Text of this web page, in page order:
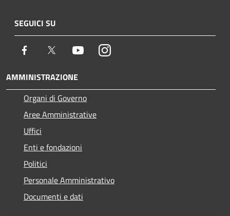
SEGUICI SU
Facebook Twitter YoutubeInstagram
AMMINISTRAZIONE
Organi di Governo
Aree Amministrative
Uffici
Enti e fondazioni
Politici
Personale Amministrativo
Documenti e dati